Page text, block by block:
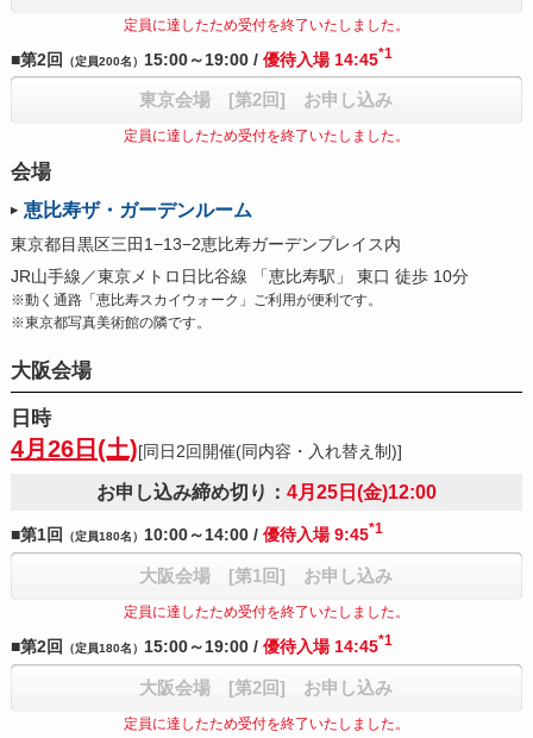
定員に達したため受付を終了いたしました。
■第2回 （定員200名） 15:00～19:00 /優待入場 14:45*1
東京会場 [第2回] お申し込み
定員に達したため受付を終了いたしました。
会場
恵比寿ザ・ガーデンルーム
東京都目黒区三田1−13−2恵比寿ガーデンプレイス内
JR山手線／東京メトロ日比谷線 「恵比寿駅」 東口 徒歩 10分
※動く通路「恵比寿スカイウォーク」ご利用が便利です。
※東京都写真美術館の隣です。
大阪会場
日時
4月26日(土)[同日2回開催(同内容・入れ替え制)]
お申し込み締め切り： 4月25日(金)12:00
■第1回 （定員180名） 10:00～14:00 /優待入場 9:45*1
大阪会場 [第1回] お申し込み
定員に達したため受付を終了いたしました。
■第2回 （定員180名） 15:00～19:00 /優待入場 14:45*1
大阪会場 [第2回] お申し込み
定員に達したため受付を終了いたしました。